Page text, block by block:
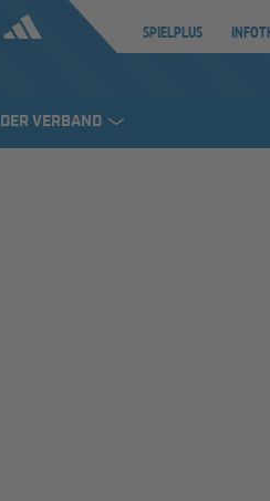
SPIELPLUS
DER VERBAND